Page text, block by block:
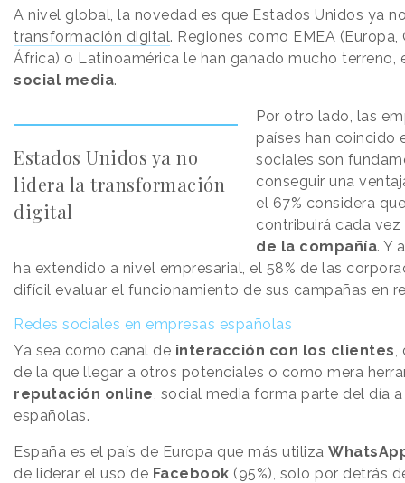
A nivel global, la novedad es que Estados Unidos ya
transformación digital. Regiones como EMEA
África) o Latinoamérica le han ganado mucho terreno,
social media.
Estados Unidos ya no
lidera la transformación
digital
Por otro lado, las
países han coincido
sociales son
conseguir una
el 67% considera
contribuirá cada
de la compañía. Y
ha extendido a nivel empresarial, el 58% de las
difícil evaluar el funcionamiento de sus campañas en
Redes sociales en empresas españolas
Ya sea como canal de interacción con los clientes
de la que llegar a otros potenciales o como mera
reputación online , social media forma parte del día
españolas.
España es el país de Europa que más utiliza
de liderar el uso de Facebook (95%), solo por detrás